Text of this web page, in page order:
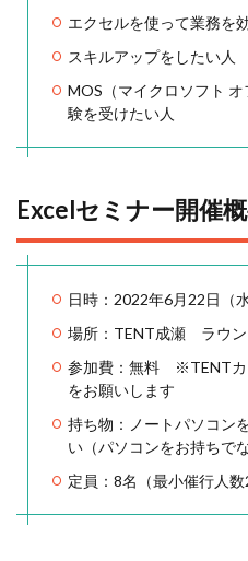
エクセルを使って業務を
スキルアップをしたい人
MOS（マイクロソフト
験を受けたい人
Excelセミナー開催
日時：2022年6月22日（
場所：TENT成瀬 ラウン
参加費：無料 ※TENTカ
をお願いします
持ち物：ノートパソコン
い（パソコンをお持ちで
定員：8名（最小催行人数